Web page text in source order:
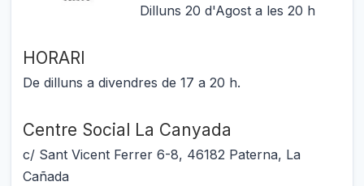
Dilluns 20 d'Agost a les 20 h
HORARI
De dilluns a divendres de 17 a 20 h.
Centre Social La Canyada
c/ Sant Vicent Ferrer 6-8, 46182 Paterna, La
Cañada